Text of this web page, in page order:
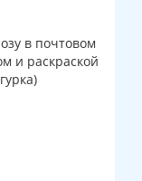
в почтовом
и раскраской